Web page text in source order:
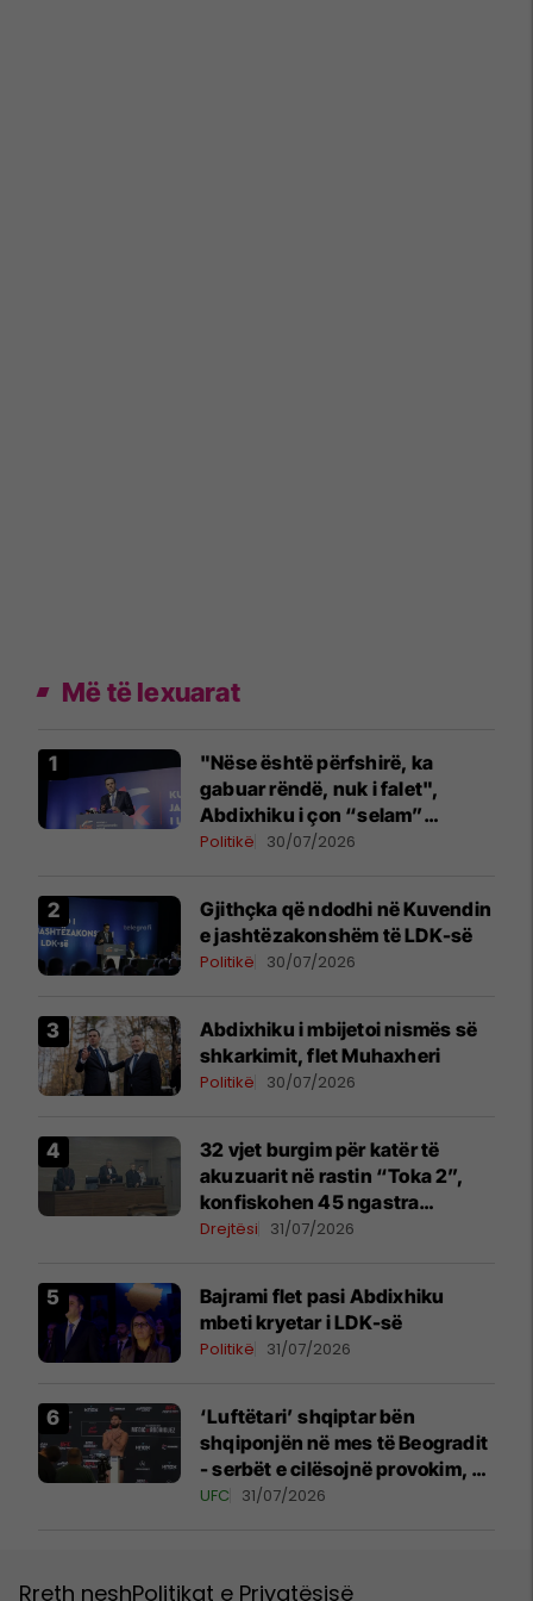
Më të lexuarat
"Nëse është përfshirë, ka
gabuar rëndë, nuk i falet",
Abdixhiku i çon “selam”
Përparim Ramës
Politikë 30/07/2026
Gjithçka që ndodhi në Kuvendin
e jashtëzakonshëm të LDK-së
Politikë 30/07/2026
Abdixhiku i mbijetoi nismës së
shkarkimit, flet Muhaxheri
Politikë 30/07/2026
32 vjet burgim për katër të
akuzuarit në rastin “Toka 2”,
konfiskohen 45 ngastra
kadastrale
Drejtësi 31/07/2026
Bajrami flet pasi Abdixhiku
mbeti kryetar i LDK-së
Politikë 31/07/2026
‘Luftëtari’ shqiptar bën
shqiponjën në mes të Beogradit
- serbët e cilësojnë provokim, ai
e cilëson simbol të identitetit
UFC 31/07/2026
Rreth neshPolitikat e Privatësisë